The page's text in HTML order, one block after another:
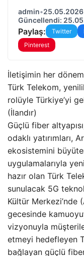
admin•25.05.2026
Güncellendi:
Paylaş: Twitter
Pinterest
İletişimin her
Türk Telekom,
rolüyle Türkiye’yi
(İlandır)
Güçlü fiber
odaklı yatırımları,
ekosistemini
uygulamalarıyla
hazır olan Türk
sunulacak 5G
Kültür Merkezi’nde
gecesinde
vizyonuyla
etmeyi hedefleyen
bağlayan güçlü